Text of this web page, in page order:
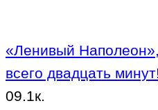
«Ленивый
всего двадцать минут!
09.1к.